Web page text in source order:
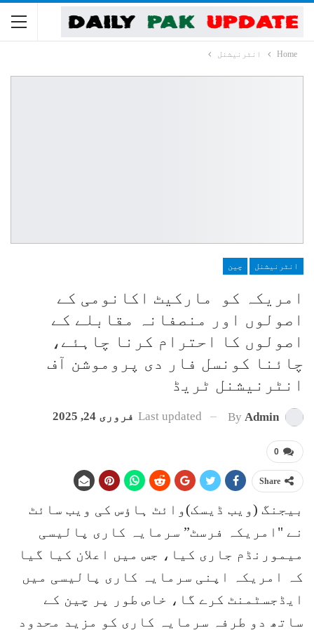
Home انٹرنیشنل
انٹرنیشنل چین
امریکہ کو مارکیٹ اکانومی کے
اصولوں اور منصفانہ مقابلے کے
اصولوں کا احترام کرنا چاہئے،
چائنا کونسل فار دی پروموشن آف
انٹرنیشنل ٹریڈ
By Admin
Last updated فروری 24, 2025
0
Share
بیجنگ (ویب ڈیسک)وائٹ ہاؤس کی ویب سائٹ
نے "امریکہ فرسٹ” سرمایہ کاری پالیسی
میمورنڈم جاری کیا، جس میں اعلان کیا گیا
کہ امریکہ اپنی سرمایہ کاری پالیسی میں
ایڈجسٹمنٹ کرے گا، خاص طور پر چین کے
ساتھ دو طرفہ سرمایہ کاری کو مزید محدود